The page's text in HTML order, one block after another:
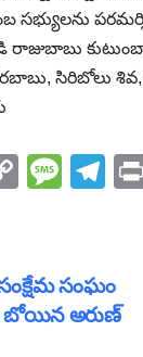
సభ్యులను
సిరిబోలు
C
y
Li
M
a
g
T
gr
a
సంఘం
బోయిన అరుణ్